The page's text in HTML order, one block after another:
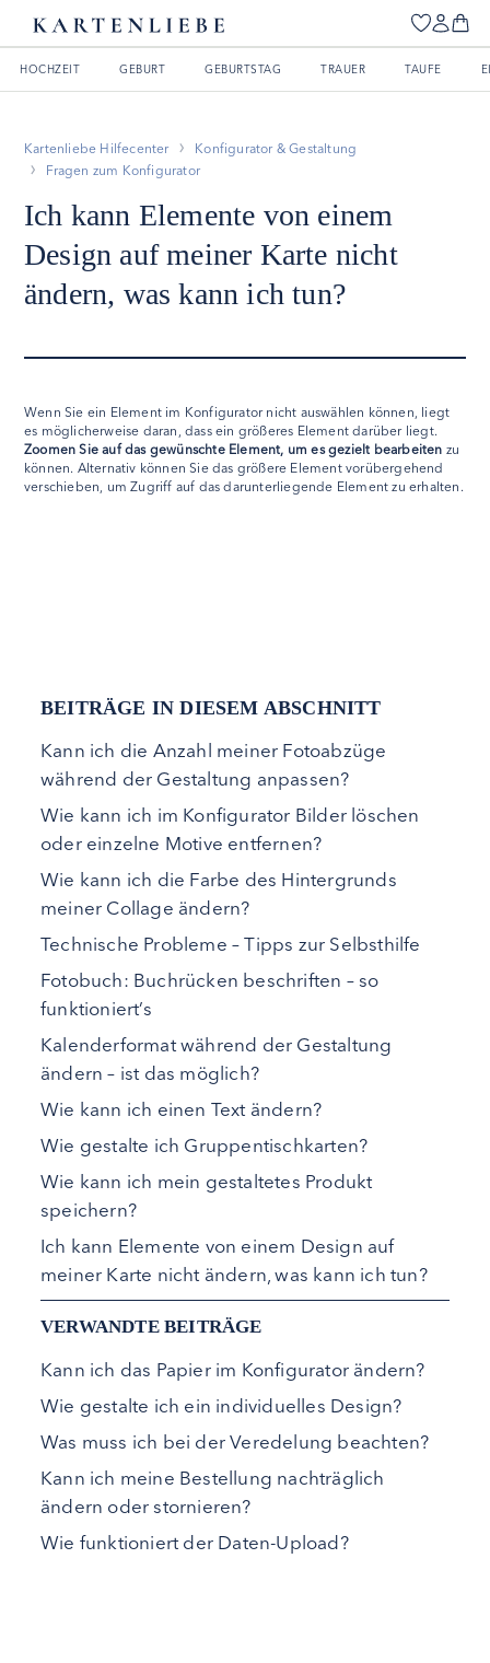
HOCHZEIT GEBURT GEBURTSTAG TRAUER TAUFE
Kartenliebe Hilfecenter
Konfigurator & Gestaltung
Fragen zum Konfigurator
Ich kann Elemente von einem
Design auf meiner Karte nicht
ändern, was kann ich tun?
Wenn Sie ein Element im Konfigurator nicht auswählen können, liegt
es möglicherweise daran, dass ein größeres Element darüber liegt.
Zoomen Sie auf das gewünschte Element, um es gezielt bearbeiten zu
können. Alternativ können Sie das größere Element vorübergehend
verschieben, um Zugriff auf das darunterliegende Element zu erhalten.
BEITRÄGE IN DIESEM ABSCHNITT
Kann ich die Anzahl meiner Fotoabzüge
während der Gestaltung anpassen?
Wie kann ich im Konfigurator Bilder löschen
oder einzelne Motive entfernen?
Wie kann ich die Farbe des Hintergrunds
meiner Collage ändern?
Technische Probleme – Tipps zur Selbsthilfe
Fotobuch: Buchrücken beschriften – so
funktioniert’s
Kalenderformat während der Gestaltung
ändern – ist das möglich?
Wie kann ich einen Text ändern?
Wie gestalte ich Gruppentischkarten?
Wie kann ich mein gestaltetes Produkt
speichern?
Ich kann Elemente von einem Design auf
meiner Karte nicht ändern, was kann ich tun?
VERWANDTE BEITRÄGE
Kann ich das Papier im Konfigurator ändern?
Wie gestalte ich ein individuelles Design?
Was muss ich bei der Veredelung beachten?
Kann ich meine Bestellung nachträglich
ändern oder stornieren?
Wie funktioniert der Daten-Upload?